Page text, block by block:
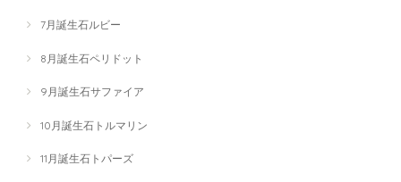
7月誕生石ルビー
8月誕生石ペリドット
9月誕生石サファイア
10月誕生石トルマリン
11月誕生石トパーズ